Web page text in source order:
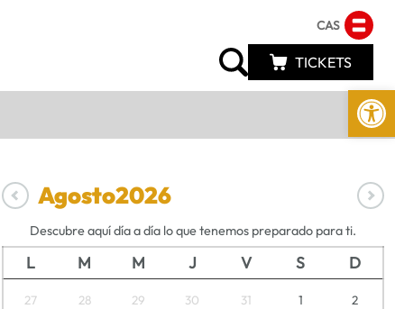
Abrir
CAS
TICKETS
Agosto2026
Descubre aquí día a día lo que tenemos preparado para ti.
L M M J V S D
27 28 29 30 31 1 2